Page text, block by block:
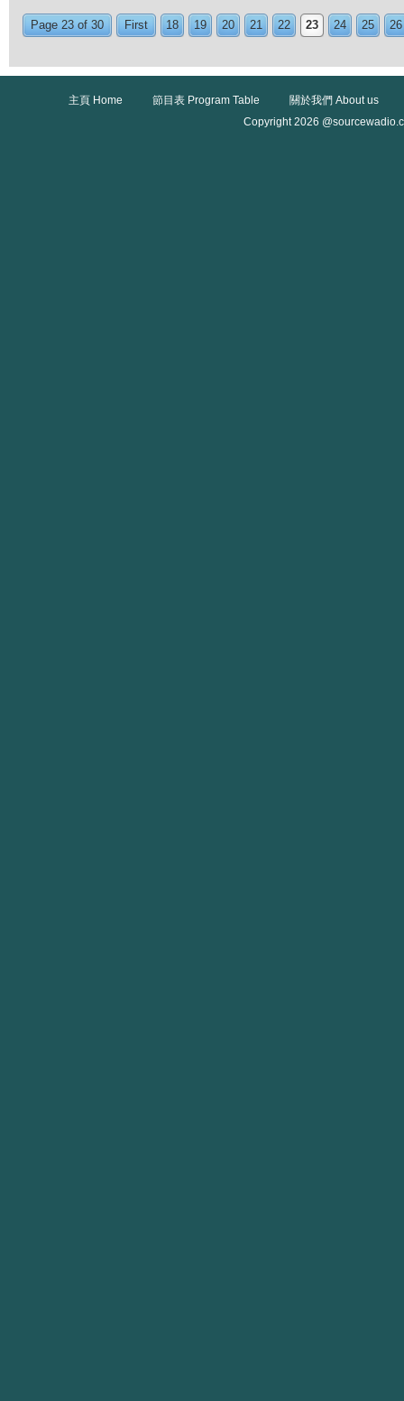
Page 23 of 30 First 18 19 20 21 22 23 24 25 26
主頁 Home 節目表 Program Table
關於我們 About us
Copyright 2026